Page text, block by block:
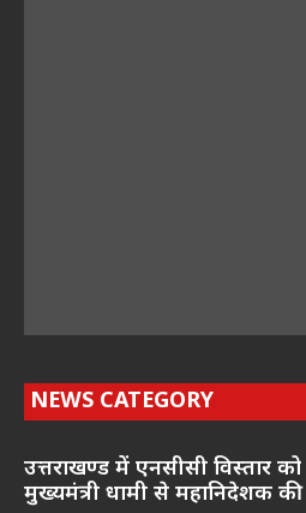
NEWS CATEGORY
उत्तराखण्ड में एनसीसी विस्तार
मुख्यमंत्री धामी से महानिदेशक